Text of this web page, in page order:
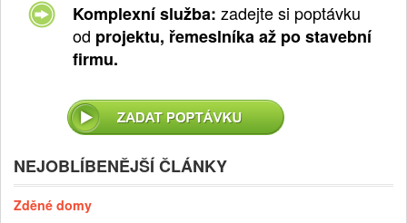
Komplexní služba: zadejte si poptávku
od projektu, řemeslníka až po stavební
firmu.
NEJOBLÍBENĚJŠÍ ČLÁNKY
Zděné domy